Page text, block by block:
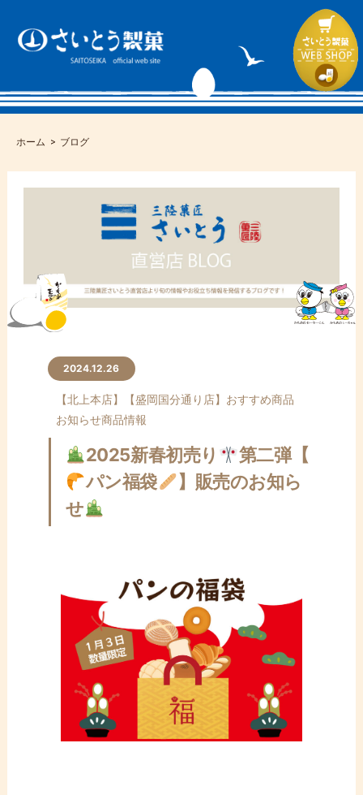
ホーム ブログ
2024.12.26
【北上本店】 【盛岡国分通り店】 おすすめ商品
お知らせ商品情報
2025新春初売り
第二弾【
パン福袋
】販売のお知ら
せ